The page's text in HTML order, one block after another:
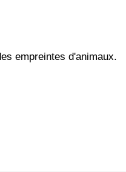
empreintes d'animaux.